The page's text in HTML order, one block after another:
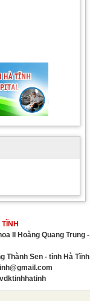
II Hoàng Quang Trung -
Thành Sen - tỉnh Hà Tĩnh